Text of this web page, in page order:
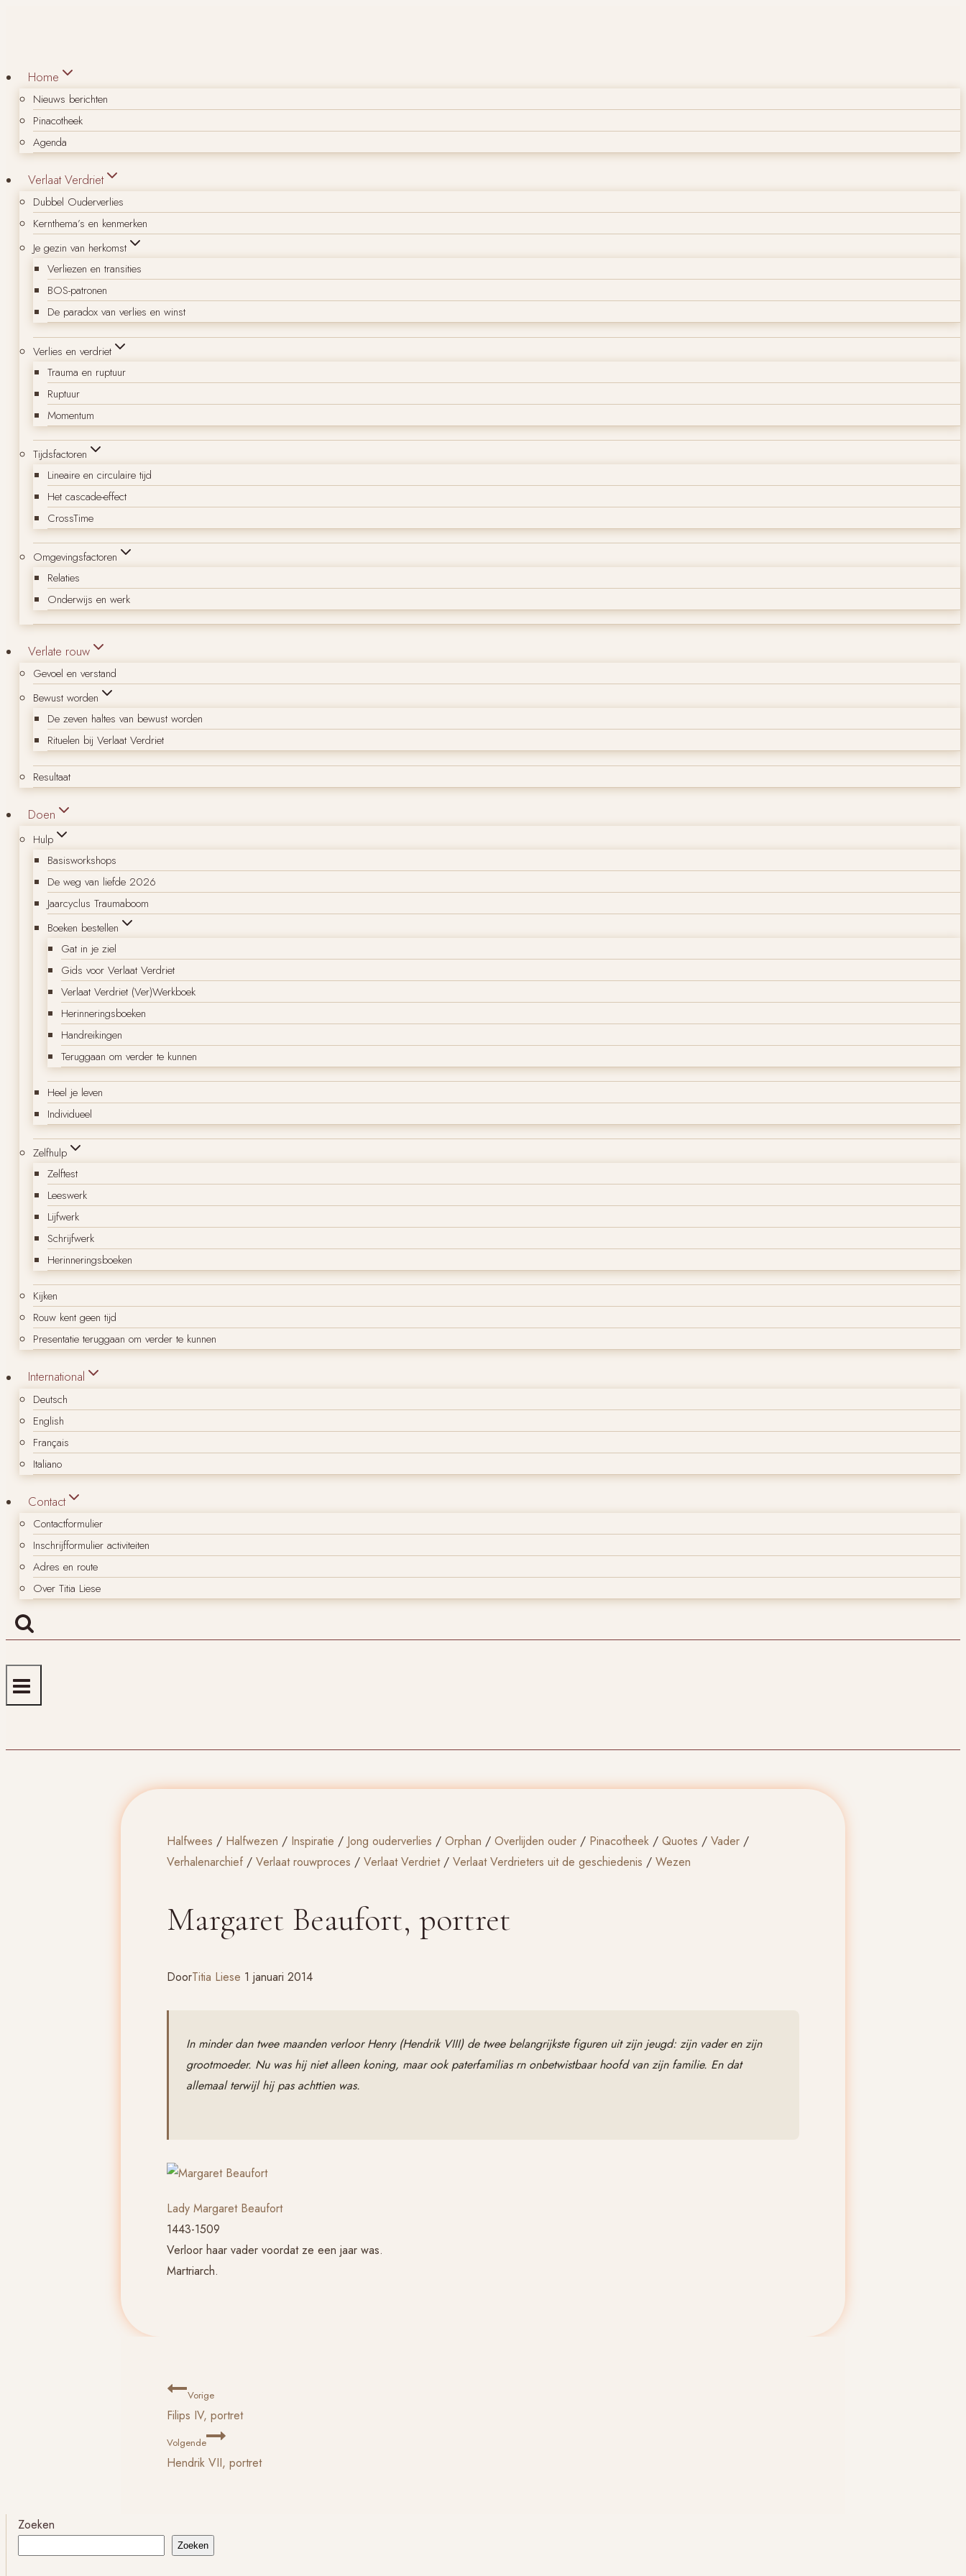
Home
Nieuws berichten
Pinacotheek
Agenda
Verlaat Verdriet
Dubbel Ouderverlies
Kernthema’s en kenmerken
Je gezin van herkomst
Verliezen en transities
BOS-patronen
De paradox van verlies en winst
Verlies en verdriet
Trauma en ruptuur
Ruptuur
Momentum
Tijdsfactoren
Lineaire en circulaire tijd
Het cascade-effect
CrossTime
Omgevingsfactoren
Relaties
Onderwijs en werk
Verlate rouw
Gevoel en verstand
Bewust worden
De zeven haltes van bewust worden
Rituelen bij Verlaat Verdriet
Resultaat
Doen
Hulp
Basisworkshops
De weg van liefde 2026
Jaarcyclus Traumaboom
Boeken bestellen
Gat in je ziel
Gids voor Verlaat Verdriet
Verlaat Verdriet (Ver)Werkboek
Herinneringsboeken
Handreikingen
Teruggaan om verder te kunnen
Heel je leven
Individueel
Zelfhulp
Zelftest
Leeswerk
Lijfwerk
Schrijfwerk
Herinneringsboeken
Kijken
Rouw kent geen tijd
Presentatie teruggaan om verder te kunnen
International
Deutsch
English
Français
Italiano
Contact
Contactformulier
Inschrijfformulier activiteiten
Adres en route
Over Titia Liese
Halfwees / Halfwezen / Inspiratie / Jong ouderverlies / Orphan / Overlijden ouder / Pinacotheek / Quotes / Vader /
Verhalenarchief / Verlaat rouwproces / Verlaat Verdriet/ Verlaat Verdrieters uit de geschiedenis / Wezen
Margaret Beaufort, portret
DoorTitia Liese 1 januari 2014
In minder dan twee maanden verloor Henry (Hendrik VIII) de twee belangrijkste figuren uit zijn jeugd: zijn vader en zijn
grootmoeder. Nu was hij niet alleen koning, maar ook paterfamilias rn onbetwistbaar hoofd van zijn familie. En dat
allemaal terwijl hij pas achttien was.
Lady Margaret Beaufort
1443-1509
Verloor haar vader voordat ze een jaar was.
Martriarch.
Bericht
navigatie
Vorige
Filips IV, portret
Volgende
Hendrik VII, portret
Zoeken
Zoeken